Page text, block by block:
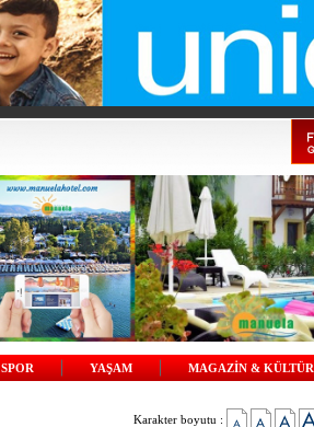
SPOR YAŞAM MAGAZİN & KÜLTÜR
Karakter boyutu :